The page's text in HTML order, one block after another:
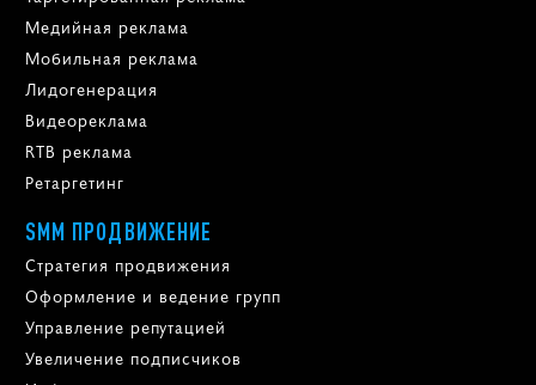
Медийная реклама
Мобильная реклама
Лидогенерация
Видеореклама
RTB реклама
Ретаргетинг
SMM ПРОДВИЖЕНИЕ
Стратегия продвижения
Оформление и ведение групп
Управление репутацией
Увеличение подписчиков